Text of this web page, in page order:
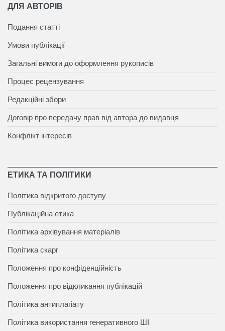
ДЛЯ АВТОРІВ
Подання статті
Умови публікації
Загальні вимоги до оформлення рукописів
Процес рецензування
Редакційні збори
Договір про передачу прав від автора до видавця
Конфлікт інтересів
ЕТИКА ТА ПОЛІТИКИ
Політика відкритого доступу
Публікаційна етика
Політика архівування матеріалів
Політика скарг
Положення про конфіденційність
Положення про відкликання публікацій
Політика антиплагіату
Політика використання генеративного ШІ